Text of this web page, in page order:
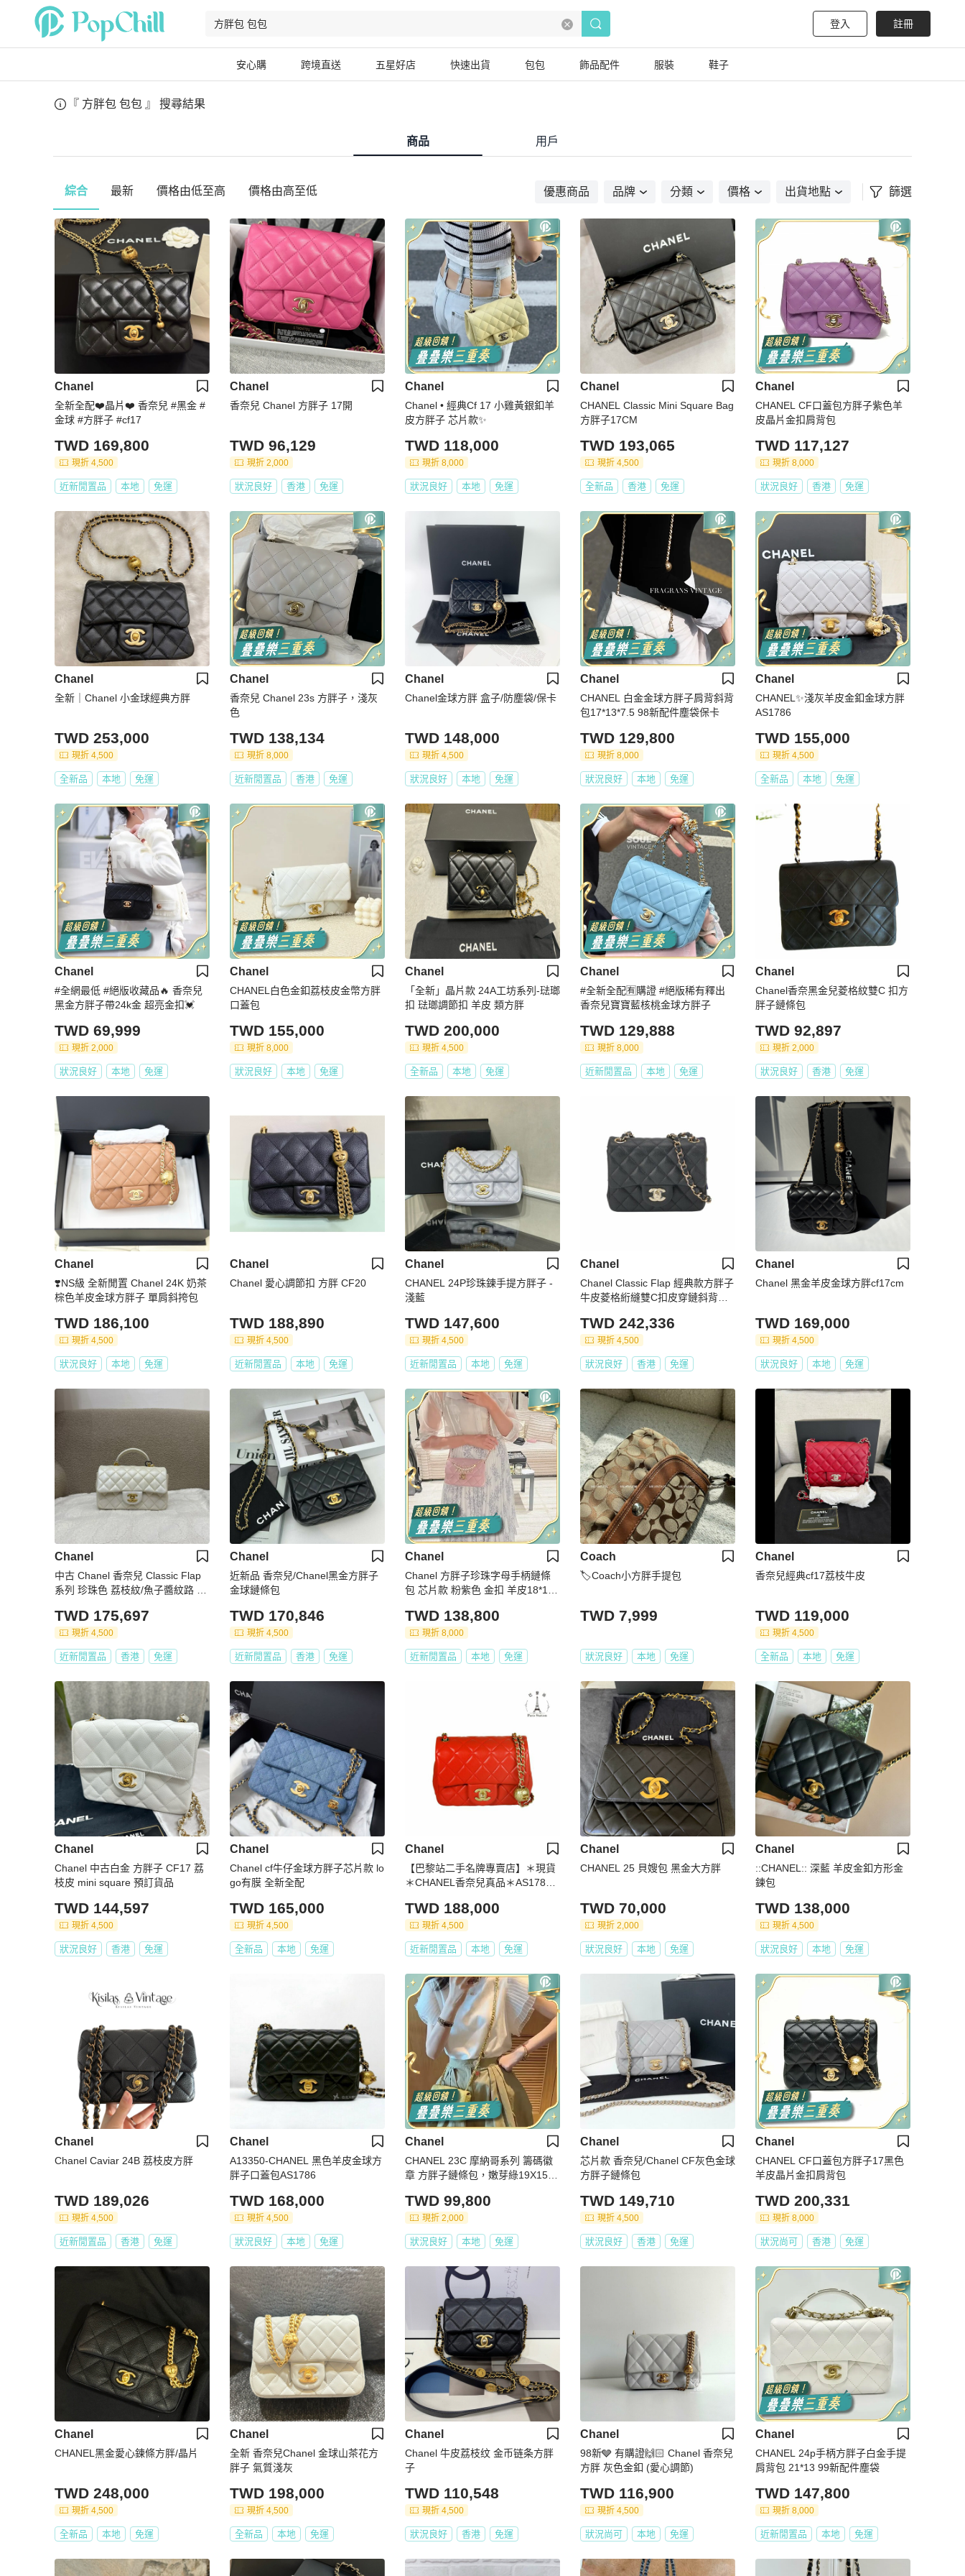
登入 註冊
安心購 跨境直送 五星好店 快速出貨 包包 飾品配件 服裝 鞋子
『 方胖包 包包 』 搜尋結果
商品 用戶
綜合 最新 價格由低至高 價格由高至低 優惠商品 品牌 分類 價格 出貨地點 篩選
Chanel
全新全配❤️晶片❤️ 香奈兒 #黑金 #
金球 #方胖子 #cf17
TWD 169,800
現折 4,500
近新閒置品 本地 免運
Chanel
香奈兒 Chanel 方胖子 17開
TWD 96,129
現折 2,000
狀況良好 香港 免運
Chanel
Chanel • 經典Cf 17 小雞黃銀釦羊
皮方胖子 芯片款✨
TWD 118,000
現折 8,000
狀況良好 本地 免運
Chanel
CHANEL Classic Mini Square Bag
方胖子17CM
TWD 193,065
現折 4,500
全新品 香港 免運
Chanel
CHANEL CF口蓋包方胖子紫色羊
皮晶片金扣肩背包
TWD 117,127
現折 8,000
狀況良好 香港 免運
Chanel
全新｜Chanel 小金球經典方胖
TWD 253,000
現折 4,500
全新品 本地 免運
Chanel
香奈兒 Chanel 23s 方胖子，淺灰
色
TWD 138,134
現折 8,000
近新閒置品 香港 免運
Chanel
Chanel金球方胖 盒子/防塵袋/保卡
TWD 148,000
現折 4,500
狀況良好 本地 免運
Chanel
CHANEL 白金金球方胖子肩背斜背
包17*13*7.5 98新配件塵袋保卡
TWD 129,800
現折 8,000
狀況良好 本地 免運
Chanel
CHANEL✨淺灰羊皮金釦金球方胖
AS1786
TWD 155,000
現折 4,500
全新品 本地 免運
Chanel
#全網最低 #絕版收藏品🔥 香奈兒
黑金方胖子帶24k金 超亮金扣💓
TWD 69,999
現折 2,000
狀況良好 本地 免運
Chanel
CHANEL白色金釦荔枝皮金幣方胖
口蓋包
TWD 155,000
現折 8,000
狀況良好 本地 免運
Chanel
「全新」晶片款 24A工坊系列-琺瑯
扣 琺瑯調節扣 羊皮 類方胖
TWD 200,000
現折 4,500
全新品 本地 免運
Chanel
#全新全配🈶購證 #絕版稀有釋出
香奈兒寶寶藍核桃金球方胖子
TWD 129,888
現折 8,000
近新閒置品 本地 免運
Chanel
Chanel香奈黑金兒菱格紋雙C 扣方
胖子鏈條包
TWD 92,897
現折 2,000
狀況良好 香港 免運
Chanel
❣️NS級 全新閒置 Chanel 24K 奶茶
棕色羊皮金球方胖子 單肩斜挎包
TWD 186,100
現折 4,500
狀況良好 本地 免運
Chanel
Chanel 愛心調節扣 方胖 CF20
TWD 188,890
現折 4,500
近新閒置品 本地 免運
Chanel
CHANEL 24P珍珠鍊手提方胖子 -
淺藍
TWD 147,600
現折 4,500
近新閒置品 本地 免運
Chanel
Chanel Classic Flap 經典款方胖子
牛皮菱格絎縫雙C扣皮穿鏈斜背包
TWD 242,336
現折 4,500
狀況良好 香港 免運
Chanel
Chanel 黑金羊皮金球方胖cf17cm
TWD 169,000
現折 4,500
狀況良好 本地 免運
Chanel
中古 Chanel 香奈兒 Classic Flap
系列 珍珠色 荔枝紋/魚子醬紋路 方
TWD 175,697
現折 4,500
近新閒置品 香港 免運
Chanel
近新品 香奈兒/Chanel黑金方胖子
金球鏈條包
TWD 170,846
現折 4,500
近新閒置品 香港 免運
Chanel
Chanel 方胖子珍珠字母手柄鏈條
包 芯片款 粉紫色 金扣 羊皮18*13*
TWD 138,800
現折 8,000
近新閒置品 本地 免運
Coach
🏷Coach小方胖手提包
TWD 7,999
狀況良好 本地 免運
Chanel
香奈兒經典cf17荔枝牛皮
TWD 119,000
現折 4,500
全新品 本地 免運
Chanel
Chanel 中古白金 方胖子 CF17 荔
枝皮 mini square 預訂貨品
TWD 144,597
現折 4,500
狀況良好 香港 免運
Chanel
Chanel cf牛仔金球方胖子芯片款 lo
go有膜 全新全配
TWD 165,000
現折 4,500
全新品 本地 免運
Chanel
【巴黎站二手名牌專賣店】＊現貨
＊CHANEL香奈兒真品＊AS1786
背鍊包
TWD 188,000
現折 4,500
近新閒置品 本地 免運
Chanel
CHANEL 25 貝嫂包 黑金大方胖
TWD 70,000
現折 2,000
狀況良好 本地 免運
Chanel
::CHANEL:: 深藍 羊皮金釦方形金
鍊包
TWD 138,000
現折 4,500
狀況良好 本地 免運
Chanel
Chanel Caviar 24B 荔枝皮方胖
TWD 189,026
現折 4,500
近新閒置品 香港 免運
Chanel
A13350-CHANEL 黑色羊皮金球方
胖子口蓋包AS1786
TWD 168,000
現折 4,500
狀況良好 本地 免運
Chanel
CHANEL 23C 摩納哥系列 籌碼徽
章 方胖子鏈條包，嫩芽綠19X15X
TWD 99,800
現折 2,000
狀況良好 本地 免運
Chanel
芯片款 香奈兒/Chanel CF灰色金球
方胖子鏈條包
TWD 149,710
現折 4,500
狀況良好 香港 免運
Chanel
CHANEL CF口蓋包方胖子17黑色
羊皮晶片金扣肩背包
TWD 200,331
現折 8,000
狀況尚可 香港 免運
Chanel
CHANEL黑金愛心鍊條方胖/晶片
TWD 248,000
現折 4,500
全新品 本地 免運
Chanel
全新 香奈兒Chanel 金球山茶花方
胖子 氣質淺灰
TWD 198,000
現折 4,500
全新品 本地 免運
Chanel
Chanel 牛皮荔枝纹 金币链条方胖
子
TWD 110,548
現折 4,500
狀況良好 香港 免運
Chanel
98新🩶 有購證🙌🏻 Chanel 香奈兒
方胖 灰色金釦 (愛心調節)
TWD 116,900
現折 4,500
狀況尚可 本地 免運
Chanel
CHANEL 24p手柄方胖子白金手提
肩背包 21*13 99新配件塵袋
TWD 147,800
現折 8,000
近新閒置品 本地 免運